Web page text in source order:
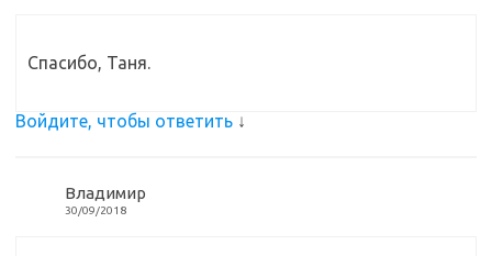
Спасибо, Таня.
Войдите, чтобы ответить ↓
Владимир
30/09/2018